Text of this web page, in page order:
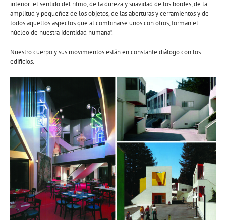
interior: el sentido del ritmo, de la dureza y suavidad de los bordes, de la
amplitud y pequeñez de los objetos, de las aberturas y cerramientos y de
todos aquellos aspectos que al combinarse unos con otros, forman el
núcleo de nuestra identidad humana”.
Nuestro cuerpo y sus movimientos están en constante diálogo con los
edificios.